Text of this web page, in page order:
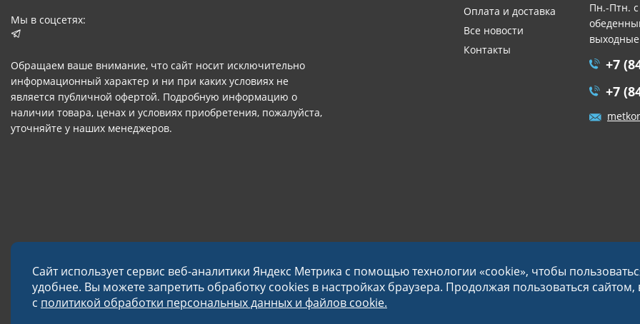
Мы в соцсетях:
Обращаем ваше внимание, что сайт носит исключительно
информационный характер и ни при каких условиях не
является публичной офертой. Подробную информацию о
наличии товара, ценах и условиях приобретения, пожалуйста,
уточняйте у наших менеджеров.
Оплата и доставка
Все новости
Контакты
Пн.-Птн.
+7
+7
© 2026 Завод «Меткон» Политика в отношении обработки данных
Сайт использует сервис веб-аналитики Яндекс Метрика с помощью технологии «cookie», чтобы
удобнее. Вы можете запретить обработку cookies в настройках браузера. Продолжая пользоваться сайтом,
с политикой обработки персональных данных и файлов cookie.